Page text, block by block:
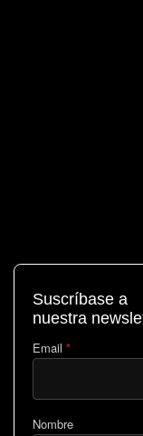
Suscríbase a
nuestra
Email *
Nombre